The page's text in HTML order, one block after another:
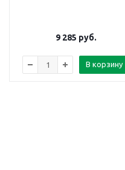
9 285 руб.
В корзину